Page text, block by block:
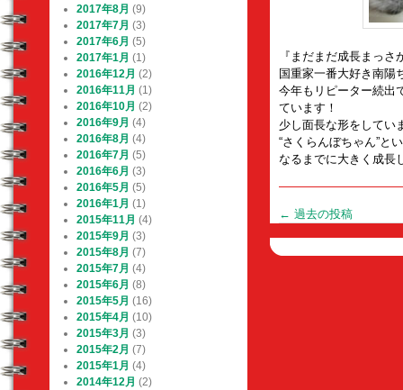
『まだまだ成長まっさ
国重家一番大好き南陽
今年もリピーター続出
ています！
少し面長な形をして
“さくらんぼちゃん”と
なるまでに大きく成長
投
← 過去の投稿
2017年8月 (9)
2017年7月 (3)
2017年6月 (5)
2017年1月 (1)
2016年12月 (2)
2016年11月 (1)
2016年10月 (2)
2016年9月 (4)
2016年8月 (4)
2016年7月 (5)
2016年6月 (3)
2016年5月 (5)
2016年1月 (1)
2015年11月 (4)
2015年9月 (3)
2015年8月 (7)
2015年7月 (4)
2015年6月 (8)
2015年5月 (16)
2015年4月 (10)
2015年3月 (3)
2015年2月 (7)
2015年1月 (4)
2014年12月 (2)